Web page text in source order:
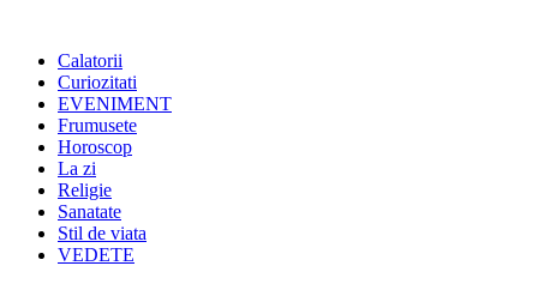
Calatorii
Curiozitati
EVENIMENT
Frumusete
Horoscop
La zi
Religie
Sanatate
Stil de viata
VEDETE